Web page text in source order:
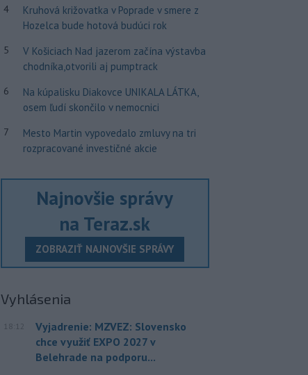
4
Kruhová križovatka v Poprade v smere z
Hozelca bude hotová budúci rok
5
V Košiciach Nad jazerom začína výstavba
chodníka,otvorili aj pumptrack
6
Na kúpalisku Diakovce UNIKALA LÁTKA,
osem ľudí skončilo v nemocnici
7
Mesto Martin vypovedalo zmluvy na tri
rozpracované investičné akcie
Najnovšie správy
na Teraz.sk
ZOBRAZIŤ NAJNOVŠIE SPRÁVY
Vyhlásenia
18:12
Vyjadrenie: MZVEZ: Slovensko
chce využiť EXPO 2027 v
Belehrade na podporu...